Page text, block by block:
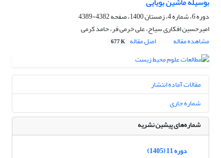
دوره 6، شماره 4، زمستان 1400، صفحه
4382-4389
امیرحسین افکاری سیاح، علی خرمی فر، حامد کرمی
مشاهده مقاله
اصل مقاله 677 K
مقالات آماده انتشار
شماره جاری
شماره‌های پیشین نشریه
دوره 11 (1405)